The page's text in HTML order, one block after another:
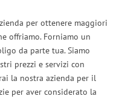
per ottenere maggiori
offriamo. Forniamo un
da parte tua. Siamo
prezzi e servizi con
la nostra azienda per il
per aver considerato la